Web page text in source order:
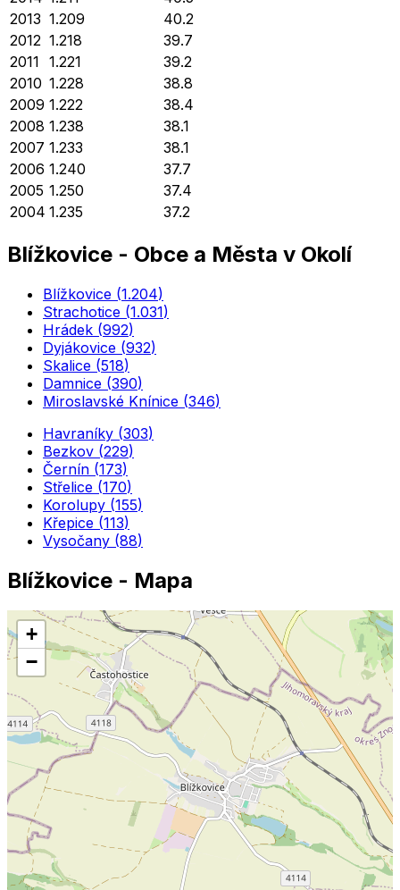
2013 1.209
40.2
2012 1.218
39.7
2011 1.221
39.2
2010 1.228
38.8
2009 1.222
38.4
2008 1.238
38.1
2007 1.233
38.1
2006 1.240
37.7
2005 1.250
37.4
2004 1.235 37.2
Blížkovice - Obce a Města v Okolí
Blížkovice (1.204)
Strachotice (1.031)
Hrádek (992)
Dyjákovice (932)
Skalice (518)
Damnice (390)
Miroslavské Knínice (346)
Havraníky (303)
Bezkov (229)
Černín (173)
Střelice (170)
Korolupy (155)
Křepice (113)
Vysočany (88)
Blížkovice - Mapa
+
−